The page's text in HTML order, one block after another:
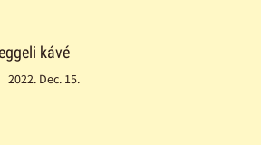
kávé
2022. Dec. 15.